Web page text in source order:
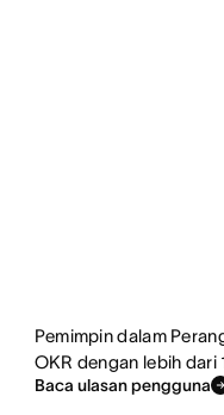
Pemimpin dalam
OKR dengan lebih dari
Baca ulasan pengguna